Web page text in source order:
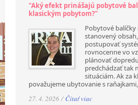
"Aký efekt prinášajú pobytové
klasickým pobytom?"
Pobytové
stanovený
postupovať
rovnocenne vo
plánovať
predchádzať tak
situáciám. Ak za
považujeme ubytovanie s
27. 4. 2026 / Čítať viac